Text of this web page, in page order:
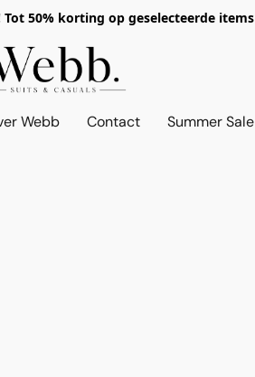
Tot 50% korting op geselecteerde items
Webb Contact Summer Sale